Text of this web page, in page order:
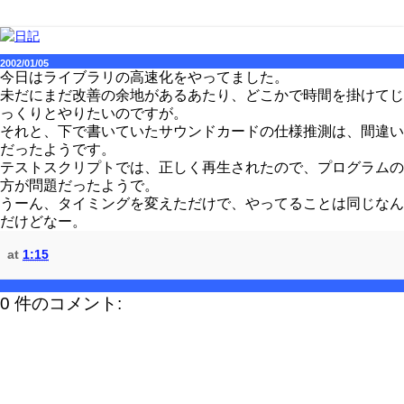
2002/01/05
今日はライブラリの高速化をやってました。
未だにまだ改善の余地があるあたり、どこかで時間を掛けてじ
っくりとやりたいのですが。
それと、下で書いていたサウンドカードの仕様推測は、間違い
だったようです。
テストスクリプトでは、正しく再生されたので、プログラムの
方が問題だったようで。
うーん、タイミングを変えただけで、やってることは同じなん
だけどなー。
at 1:15
0 件のコメント: